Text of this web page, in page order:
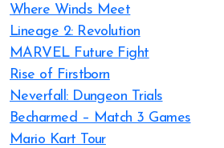
Where Winds Meet
Lineage 2: Revolution
MARVEL Future Fight
Rise of Firstborn
Neverfall: Dungeon Trials
Becharmed – Match 3 Games
Mario Kart Tour